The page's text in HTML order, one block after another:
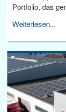
Portfolio, das
Weiterlesen...